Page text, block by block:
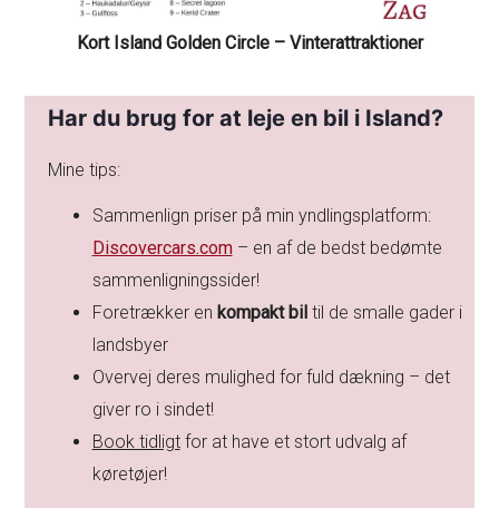
Kort Island Golden Circle – Vinterattraktioner
Har du brug for at leje en bil i Island?
Mine tips:
Sammenlign priser på min yndlingsplatform:
Discovercars.com – en af de bedst bedømte
sammenligningssider!
Foretrækker en kompakt biltil de smalle gader i
landsbyer
Overvej deres mulighed for fuld dækning – det
giver ro i sindet!
Book tidligtfor at have et stort udvalg af
køretøjer!